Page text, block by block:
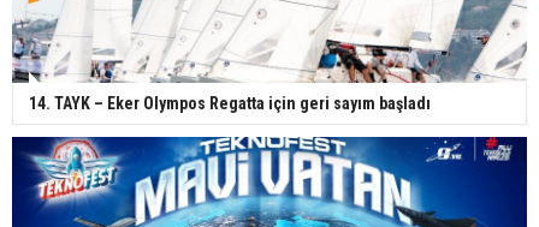
14. TAYK – Eker Olympos Regatta için geri sayım başladı